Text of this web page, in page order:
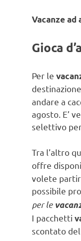
Vacanze ad
Gioca
Per le
andare a
agosto. E’
selettivo
Tra l’altro
offre
volete
possibile
per le
I pacchetti
scontato